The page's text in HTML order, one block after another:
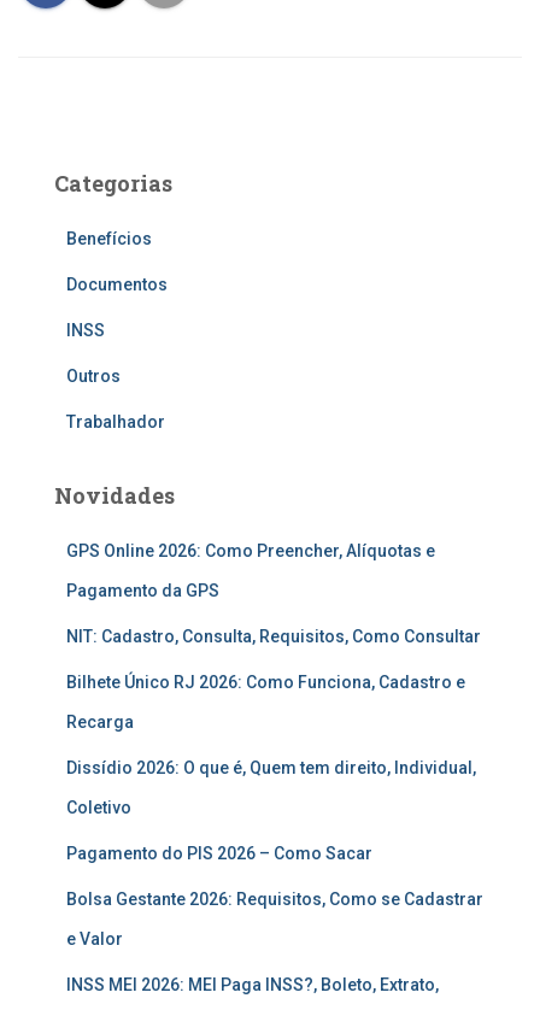
Categorias
Benefícios
Documentos
INSS
Outros
Trabalhador
Novidades
GPS Online 2026: Como Preencher, Alíquotas e
Pagamento da GPS
NIT: Cadastro, Consulta, Requisitos, Como Consultar
Bilhete Único RJ 2026: Como Funciona, Cadastro e
Recarga
Dissídio 2026: O que é, Quem tem direito, Individual,
Coletivo
Pagamento do PIS 2026 – Como Sacar
Bolsa Gestante 2026: Requisitos, Como se Cadastrar
e Valor
INSS MEI 2026: MEI Paga INSS?, Boleto, Extrato,